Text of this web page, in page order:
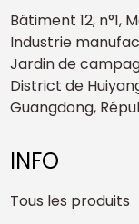
Bâtiment 12, n°1,
Industrie
Jardin de
District de
Guangdong,
INFO
Tous les produits